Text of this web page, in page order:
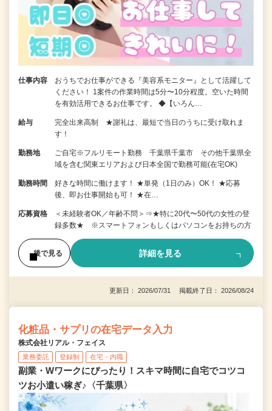
仕事内容
おうちでお仕事ができる『美容系モニター』として活躍して
ください！ 1案件の作業時間は5分〜10分程度。空いた時間
を有効活用できるお仕事です。 ◆【いろん…
給与
完全出来高制 ★謝礼は、最短で当日のうちに受け取れま
す！
勤務地
ご自宅※フルリモート勤務 千葉県千葉市 その他千葉県全
域を含む関東エリアおよび日本全国で勤務可能(在宅OK)
勤務時間
好きな時間に働けます！ ★単発（1日のみ）OK！ ★応募
後、即お仕事開始も可！ ★在…
応募資格
＜未経験者OK／年齢不問＞⇒★特に20代〜50代の女性の登
録多数★ ※スマートフォンもしくはパソコンをお持ちの方
後で見る 詳細を見る
更新日： 2026/07/31 掲載終了日： 2026/08/24
化粧品・サプリの在宅データ入力
株式会社リアル・フェイス
業務委託 登録制 在宅・内職
副業・Wワークにぴったり！スキマ時間に自宅でコツコ
ツお小遣い稼ぎ♪〈千葉県〉